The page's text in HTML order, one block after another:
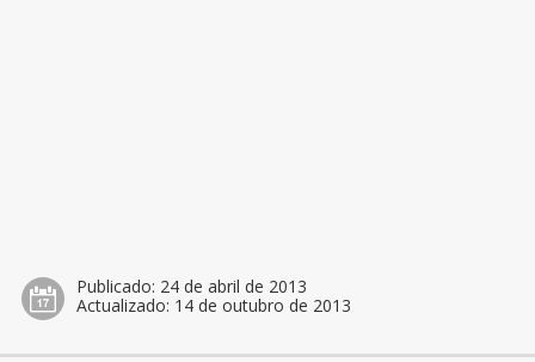
Publicado: 24 de abril de 2013
Actualizado: 14 de outubro de 2013